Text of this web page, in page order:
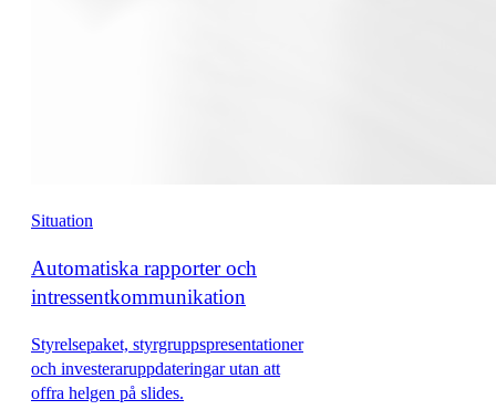
Situation
Automatiska rapporter och
intressentkommunikation
Styrelsepaket, styrgruppspresentationer
och investeraruppdateringar utan att
offra helgen på slides.